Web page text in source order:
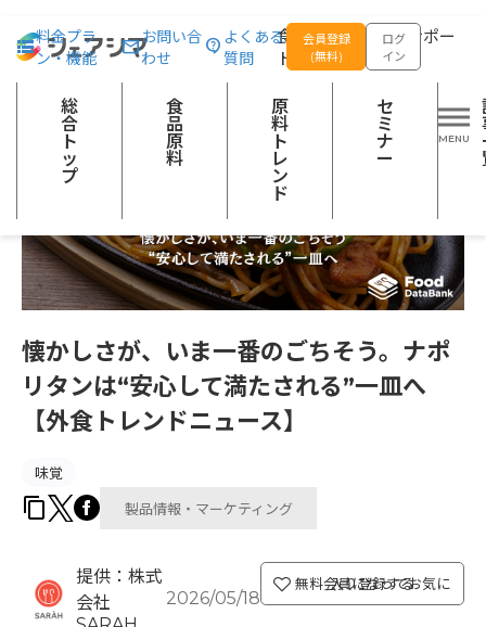
食品の企画開発をサポー
トする
料金プラ
ン・機能
お問い合
わせ
よくある
質問
会員登録
(無料)
ログ
イン
総
合
ト
ッ
プ
食
品
原
料
原
料
ト
レ
ン
ド
セ
ミ
ナ
ー
総合トップ 記事一覧 製品情報・マーケティング 懐かしさが、
懐かしさが、いま一番のごちそう。ナポ
リタンは“安心して満たされる”一皿へ
【外食トレンドニュース】
味覚
製品情報・マーケティング
提供：株式
会社
2026/05/18
無料会員になってお気に入り登録する